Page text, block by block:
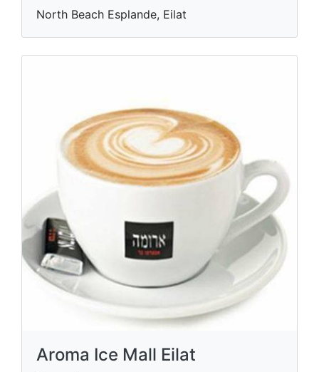
North Beach Esplande, Eilat
Aroma Ice Mall Eilat